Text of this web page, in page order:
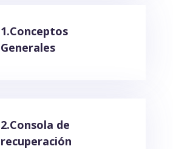
1.Conceptos
Generales
2.Consola de
recuperación